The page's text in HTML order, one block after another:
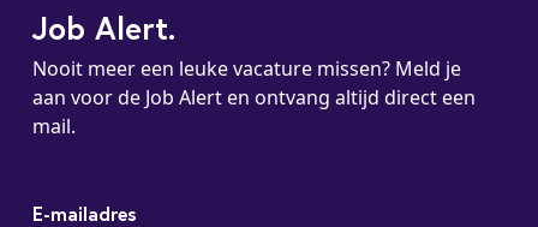
Job Alert.
Nooit meer een leuke vacature missen? Meld je
aan voor de Job Alert en ontvang altijd direct een
mail.
E-mailadres